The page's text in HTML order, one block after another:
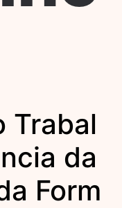
Trabal
da
Form